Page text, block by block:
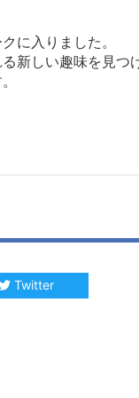
に入りました。
新しい趣味を見つ
Twitter